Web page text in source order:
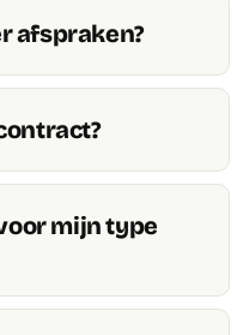
afspraken?
mijn type